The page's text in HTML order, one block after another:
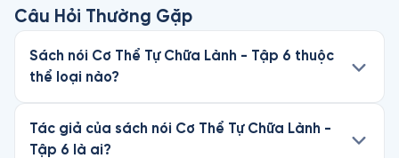
Câu Hỏi Thường Gặp
Sách nói Cơ Thể Tự Chữa Lành - Tập 6 thuộc
thể loại nào?
Tác giả của sách nói Cơ Thể Tự Chữa Lành -
Tập 6 là ai?